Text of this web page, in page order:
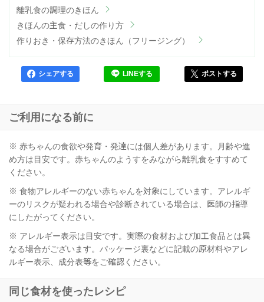
離乳食の調理のきほん
きほんの主食・だしの作り方
作りおき・保存方法のきほん（フリージング）
シェアする LINEする ポストする
ご利用になる前に
※ 赤ちゃんの食欲や発育・発達には個人差があります。月齢や進
め方は目安です。赤ちゃんのようすをみながら離乳食をすすめて
ください。
※ 食物アレルギーのない赤ちゃんを対象にしています。アレルギ
ーのリスクが疑われる場合や診断されている場合は、医師の指導
にしたがってください。
※ アレルギー表示は目安です。実際の食材および加工食品とは異
なる場合がございます。パッケージ裏などに記載の原材料やアレ
ルギー表示、成分表等をご確認ください。
同じ食材を使ったレシピ